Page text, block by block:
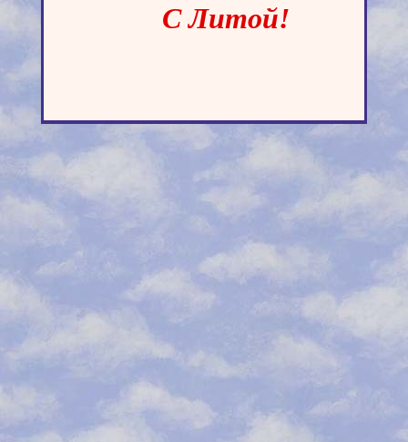
С Литой!